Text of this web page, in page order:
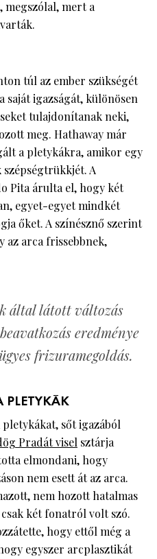
megszólal, mert a
túl az ember szükségét
saját igazságát, különösen
tulajdonítanak neki,
meg. Hathaway már
a pletykákra, amikor egy
A
Pita árulta el, hogy két
egyet-egyet mindkét
őket. A színésznő szerint
az arca frissebbnek,
által látott változás
eredménye
frizuramegoldás.
PLETYKÁK
sőt igazából
Pradát visel sztárja
elmondani, hogy
nem esett át az arca.
nem hozott hatalmas
két fonatról volt szó.
hogy ettől még a
egyszer arcplasztikát